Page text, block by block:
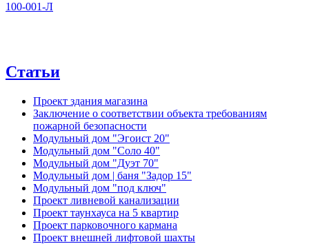
100-001-Л
Статьи
Проект здания магазина
Заключение о соответствии объекта требованиям
пожарной безопасности
Модульный дом "Эгоист 20"
Модульный дом "Соло 40"
Модульный дом "Дуэт 70"
Модульный дом | баня "Задор 15"
Модульный дом "под ключ"
Проект ливневой канализации
Проект таунхауса на 5 квартир
Проект парковочного кармана
Проект внешней лифтовой шахты